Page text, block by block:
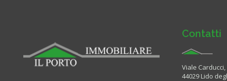
Contatti
Viale Carducci,
44029 Lido